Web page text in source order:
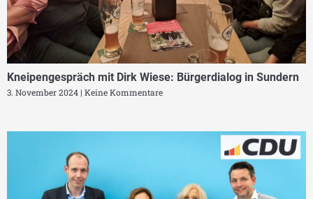
Kneipengespräch mit Dirk Wiese: Bürgerdialog in Sundern
3. November 2024 Keine Kommentare